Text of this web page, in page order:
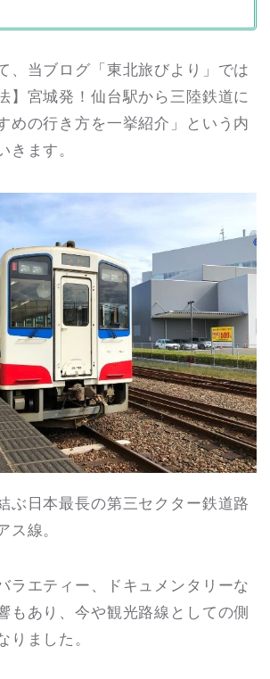
、当ブログ「東北旅びより」では
】宮城発！仙台駅から三陸鉄道に
めの行き方を一挙紹介」という内
きます。
ぶ日本最長の第三セクター鉄道路
ス線。
ラエティー、ドキュメンタリーな
もあり、今や観光路線としての側
りました。